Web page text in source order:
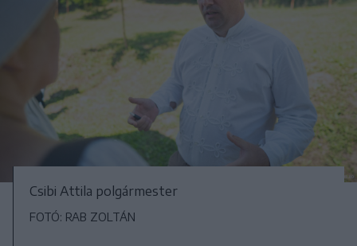
Csibi Attila polgármester
FOTÓ: RAB ZOLTÁN